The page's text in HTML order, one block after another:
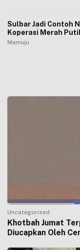
Sulbar Jadi Contoh
Koperasi Merah
Mamuju
Uncategorized
Khotbah Jumat
Diucapkan Oleh